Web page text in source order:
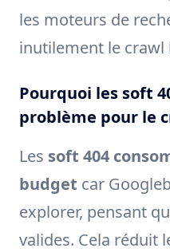
les moteurs de
inutilement le crawl
Pourquoi les soft
problème pour le
Les soft 404
budget car
explorer, pensant
valides. Cela réduit